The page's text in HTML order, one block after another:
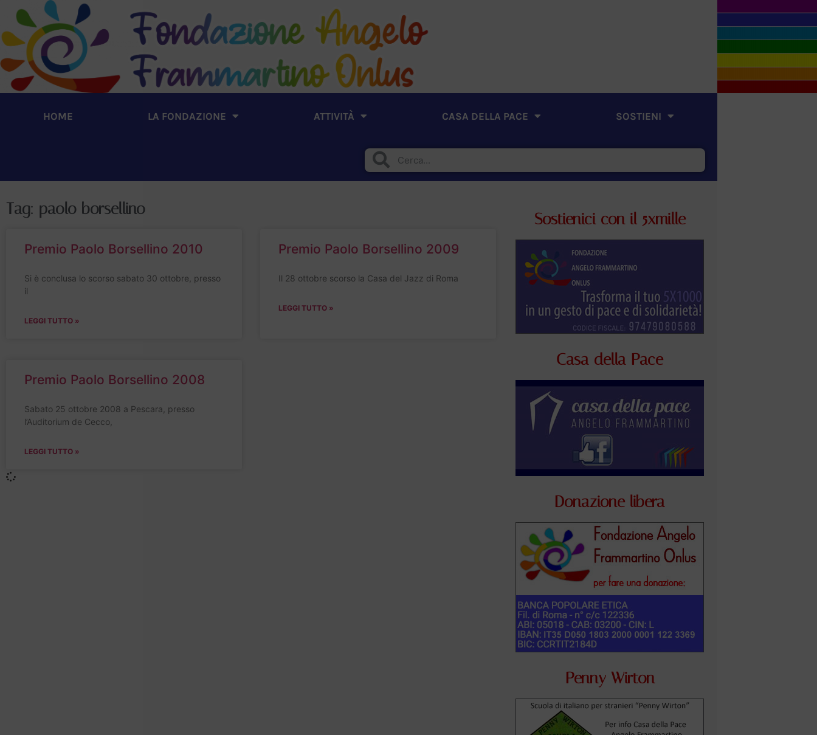
HOME LA FONDAZIONE ATTIVITÀ CASA DELLA PACE SOSTIENI
Tag: paolo borsellino
Premio Paolo Borsellino 2010
Si è conclusa lo scorso sabato 30 ottobre, presso
il
LEGGI TUTTO »
Premio Paolo Borsellino 2009
Il 28 ottobre scorso la Casa del Jazz di Roma
LEGGI TUTTO »
Premio Paolo Borsellino 2008
Sabato 25 ottobre 2008 a Pescara, presso
l’Auditorium de Cecco,
LEGGI TUTTO »
Sostienici con il 5xmille
Casa della Pace
Donazione libera
Penny Wirton